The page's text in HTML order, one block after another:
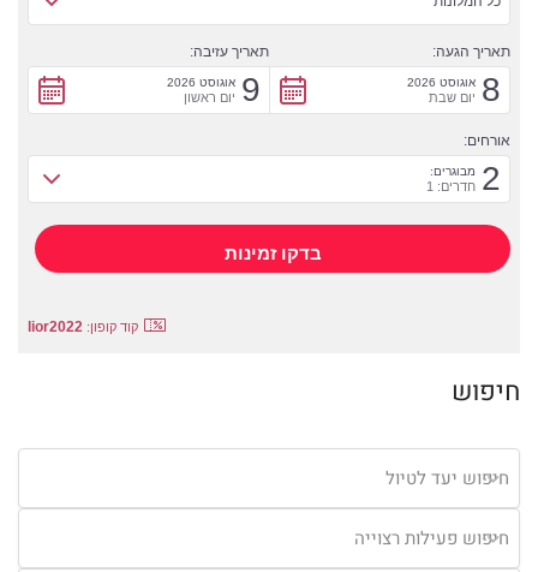
תאריך הגעה:
8 אוגוסט 2026
יום שבת
תאריך עזיבה:
9 אוגוסט 2026
יום ראשון
אורחים:
2 מבוגרים:
חדרים: 1
קוד קופון: lior2022
חיפוש
חיפוש יעד לטיול
חיפוש פעילות רצוייה